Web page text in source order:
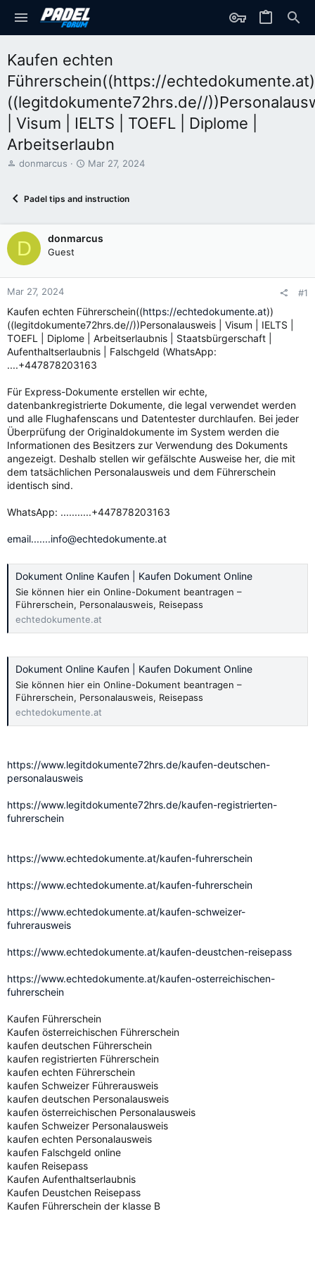
Kaufen echten
Führerschein((https://
((legitdokumente72hrs.de//
| Visum | IELTS | TOEFL | Diplome |
Arbeitserlaubn
T
d
a
r
t
r
donmarcus
S
r
d
a
Mar 27, 2024
Padel tips and instruction
D donmarcus
Guest
Mar 27, 2024 #1
Kaufen echten Führerschein((https://echtedokumente.at))
((legitdokumente72hrs.de//))Personalausweis | Visum | IELTS |
TOEFL | Diplome | Arbeitserlaubnis | Staatsbürgerschaft |
Aufenthaltserlaubnis | Falschgeld (WhatsApp:
....+447878203163
Für Express-Dokumente erstellen wir echte,
datenbankregistrierte Dokumente, die legal verwendet werden
und alle Flughafenscans und Datentester durchlaufen. Bei jeder
Überprüfung der Originaldokumente im System werden die
Informationen des Besitzers zur Verwendung des Dokuments
angezeigt. Deshalb stellen wir gefälschte Ausweise her, die mit
dem tatsächlichen Personalausweis und dem Führerschein
identisch sind.
WhatsApp: ...........+447878203163
email.......info@echtedokumente.at
Dokument Online Kaufen | Kaufen Dokument Online
Sie können hier ein Online-Dokument beantragen –
Führerschein, Personalausweis, Reisepass
echtedokumente.at
Dokument Online Kaufen | Kaufen Dokument Online
Sie können hier ein Online-Dokument beantragen –
Führerschein, Personalausweis, Reisepass
echtedokumente.at
https://www.legitdokumente72hrs.de/kaufen-deutschen-
personalausweis
https://www.legitdokumente72hrs.de/kaufen-registrierten-
fuhrerschein
https://www.echtedokumente.at/kaufen-fuhrerschein
https://www.echtedokumente.at/kaufen-fuhrerschein
https://www.echtedokumente.at/kaufen-schweizer-
fuhrerausweis
https://www.echtedokumente.at/kaufen-deustchen-reisepass
https://www.echtedokumente.at/kaufen-osterreichischen-
fuhrerschein
Kaufen Führerschein
Kaufen österreichischen Führerschein
kaufen deutschen Führerschein
kaufen registrierten Führerschein
kaufen echten Führerschein
kaufen Schweizer Führerausweis
kaufen deutschen Personalausweis
kaufen österreichischen Personalausweis
kaufen Schweizer Personalausweis
kaufen echten Personalausweis
kaufen Falschgeld online
kaufen Reisepass
Kaufen Aufenthaltserlaubnis
Kaufen Deustchen Reisepass
Kaufen Führerschein der klasse B